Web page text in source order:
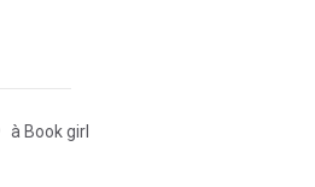
à Book girl